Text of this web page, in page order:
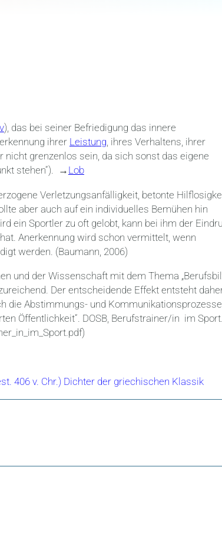
), das bei seiner Befriedigung das innere
ihrer Leistung, ihres Verhaltens, ihrer
nicht grenzenlos sein, da sich sonst das eigene
stehen“). → Lob
Verletzungsanfälligkeit, betonte
aber auch auf ein individuelles Bemühen hin
ein Sportler zu oft gelobt, kann bei ihm der
Anerkennung wird schon vermittelt, wenn
werden. (Baumann, 2006)
und der Wissenschaft mit dem Thema
Der entscheidende Effekt entsteht
die Abstimmungs- und
Öffentlichkeit“. DOSB, Berufstrainer/in im Sport.
406 v. Chr.) Dichter der griechischen Klassik